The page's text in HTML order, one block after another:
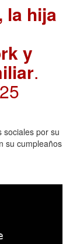
la hija
y
.
sociales por su
su cumpleaños